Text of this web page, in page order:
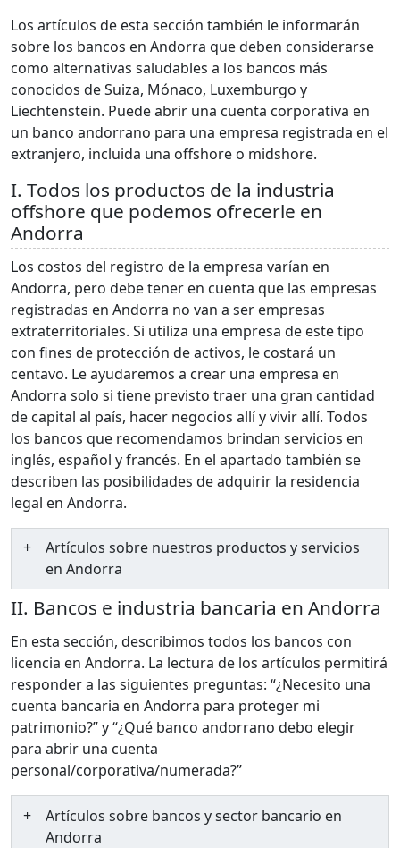
Los artículos de esta sección también le informarán
sobre los bancos en Andorra que deben considerarse
como alternativas saludables a los bancos más
conocidos de Suiza, Mónaco, Luxemburgo y
Liechtenstein. Puede abrir una cuenta corporativa en
un banco andorrano para una empresa registrada en el
extranjero, incluida una offshore o midshore.
I. Todos los productos de la industria
offshore que podemos ofrecerle en
Andorra
Los costos del registro de la empresa varían en
Andorra, pero debe tener en cuenta que las empresas
registradas en Andorra no van a ser empresas
extraterritoriales. Si utiliza una empresa de este tipo
con fines de protección de activos, le costará un
centavo. Le ayudaremos a crear una empresa en
Andorra solo si tiene previsto traer una gran cantidad
de capital al país, hacer negocios allí y vivir allí. Todos
los bancos que recomendamos brindan servicios en
inglés, español y francés. En el apartado también se
describen las posibilidades de adquirir la residencia
legal en Andorra.
Artículos sobre nuestros productos y servicios
en Andorra
II. Bancos e industria bancaria en Andorra
En esta sección, describimos todos los bancos con
licencia en Andorra. La lectura de los artículos permitirá
responder a las siguientes preguntas: “¿Necesito una
cuenta bancaria en Andorra para proteger mi
patrimonio?” y “¿Qué banco andorrano debo elegir
para abrir una cuenta
personal/corporativa/numerada?”
Artículos sobre bancos y sector bancario en
Andorra